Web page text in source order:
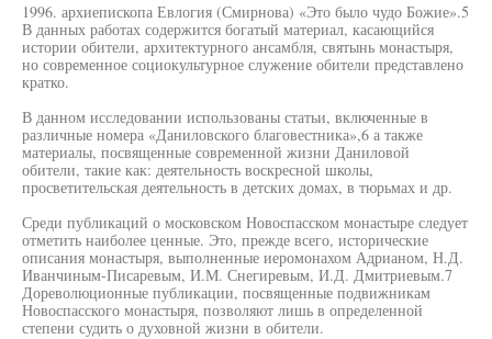
1996. архиепископа Евлогия (Смирнова) «Это было чудо Божие».5
В данных работах содержится богатый материал, касающийся
истории обители, архитектурного ансамбля, святынь монастыря,
но современное социокультурное служение обители представлено
кратко.
В данном исследовании использованы статьи, включенные в
различные номера «Даниловского благовестника»,6 а также
материалы, посвященные современной жизни Даниловой
обители, такие как: деятельность воскресной школы,
просветительская деятельность в детских домах, в тюрьмах и др.
Среди публикаций о московском Новоспасском монастыре следует
отметить наиболее ценные. Это, прежде всего, исторические
описания монастыря, выполненные иеромонахом Адрианом, Н.Д.
Иванчиным-Писаревым, И.М. Снегиревым, И.Д. Дмитриевым.7
Дореволюционные публикации, посвященные подвижникам
Новоспасского монастыря, позволяют лишь в определенной
степени судить о духовной жизни в обители.